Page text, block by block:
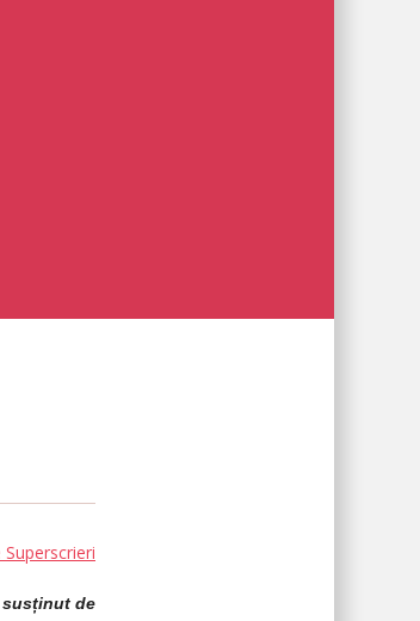
Superscrieri
susținut de